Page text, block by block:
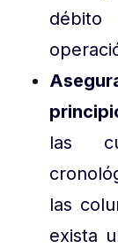
las
las
exista